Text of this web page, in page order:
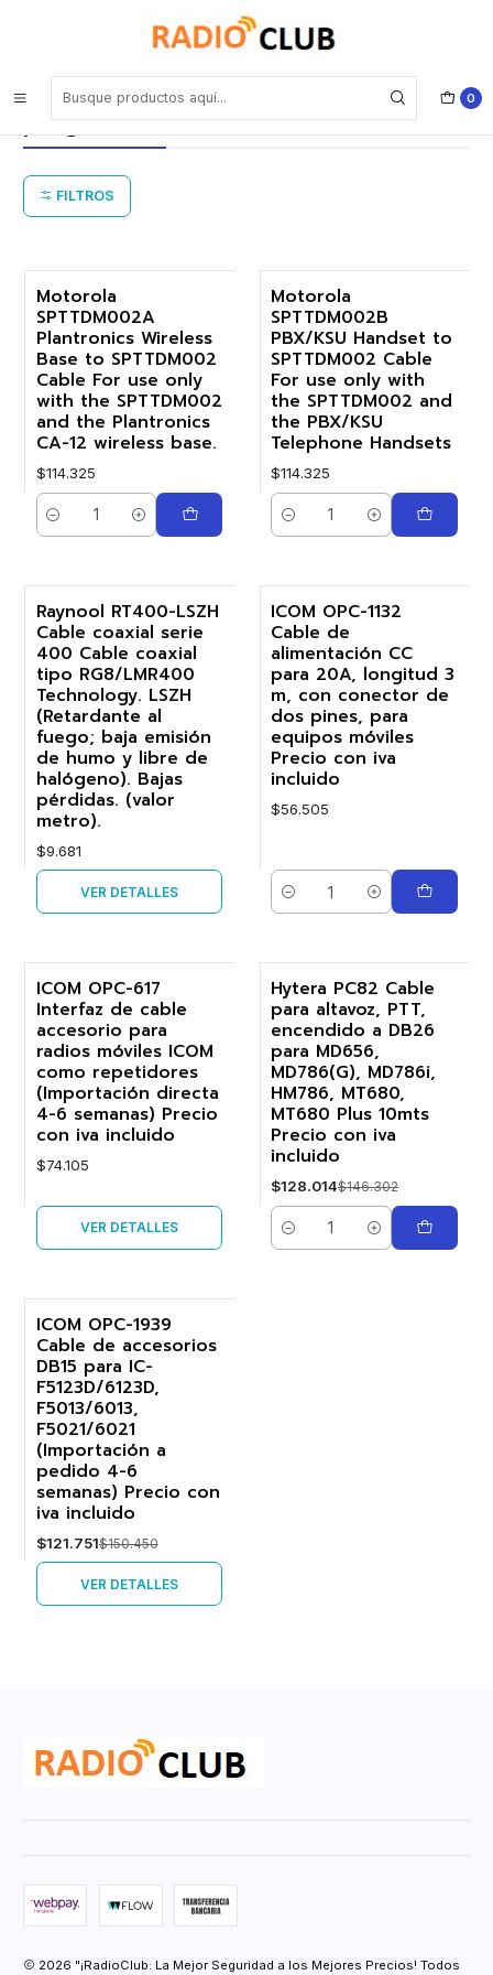
0
Cables (coaxiales, interfaces, de programación, de alimentación)
Cables (coaxiales, interfaces, de
programación, de alimentación)
FILTROS
Motorola
SPTTDM002A
Plantronics Wireless
Base to SPTTDM002
Cable For use only
with the SPTTDM002
and the Plantronics
CA-12 wireless base.
$114.325
Cantidad
Motorola
SPTTDM002B
PBX/KSU Handset to
SPTTDM002 Cable
For use only with
the SPTTDM002 and
the PBX/KSU
Telephone Handsets
$114.325
Cantidad
Agotado
Raynool RT400-LSZH
Cable coaxial serie
400 Cable coaxial
tipo RG8/LMR400
Technology. LSZH
(Retardante al
fuego; baja emisión
de humo y libre de
halógeno). Bajas
pérdidas. (valor
metro).
$9.681
VER DETALLES
ICOM OPC-1132
Cable de
alimentación CC
para 20A, longitud 3
m, con conector de
dos pines, para
equipos móviles
Precio con iva
incluido
$56.505
Cantidad
Agotado
ICOM OPC-617
Interfaz de cable
accesorio para
radios móviles ICOM
como repetidores
(Importación directa
4-6 semanas) Precio
con iva incluido
$74.105
VER DETALLES
-13%
Hytera PC82 Cable
para altavoz, PTT,
encendido a DB26
para MD656,
MD786(G), MD786i,
HM786, MT680,
MT680 Plus 10mts
Precio con iva
incluido
$128.014$146.302
Cantidad
-19%
Agotado
ICOM OPC-1939
Cable de accesorios
DB15 para IC-
F5123D/6123D,
F5013/6013,
F5021/6021
(Importación a
pedido 4-6
semanas) Precio con
iva incluido
$121.751$150.450
VER DETALLES
2026 "¡RadioClub: La Mejor Seguridad a los Mejores Precios! Todos